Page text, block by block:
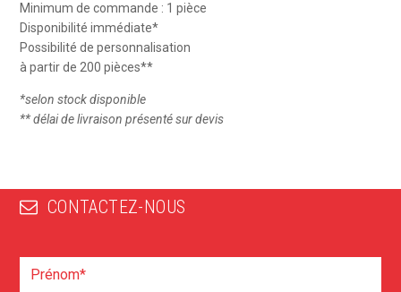
Minimum de commande : 1 pièce
Disponibilité immédiate*
Possibilité de personnalisation
à partir de 200 pièces**
*selon stock disponible
** délai de livraison présenté sur devis
CONTACTEZ-NOUS